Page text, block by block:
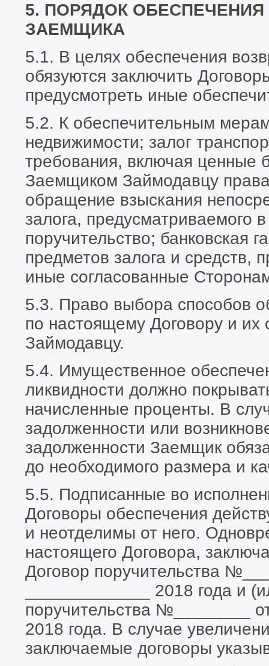
5. ПОРЯДОК
ЗАЕМЩИКА
5.1. В целях обеспечения
обязуются заключить
предусмотреть иные
5.2. К обеспечительным
недвижимости; залог
требования, включая ценные
Заемщиком Займодавцу
обращение взыскания
залога, предусматриваемого
поручительство; банковская
предметов залога и
иные согласованные
5.3. Право выбора способов
по настоящему Договору и их
Займодавцу.
5.4. Имущественное
ликвидности должно
начисленные проценты. В
задолженности или
задолженности Заемщик
до необходимого размера и
5.5. Подписанные во
Договоры обеспечения
и неотделимы от него.
настоящего Договора,
Договор поручительства
_____________ 2018 года и
поручительства №________
2018 года. В случае
заключаемые договоры